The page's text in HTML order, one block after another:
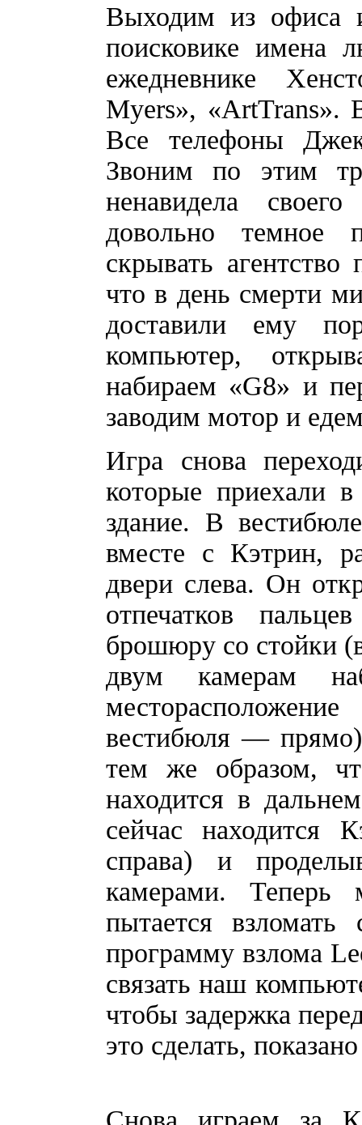
Выходим из офиса
поисковике имена
ежедневнике
Myers», «ArtTrans».
Все телефоны
Звоним по этим
ненавидела
довольно темное
скрывать
что в день смерти
доставили ему
компьютер,
набираем «G8» и
заводим мотор и
Игра снова
которые приехали
здание. В
вместе с Кэтрин,
двери слева. Он
отпечатков
брошюру со стойки
двум камерам
вестибюля —
тем же образом,
находится в
сейчас находится
справа) и
камерами.
пытается взломать
программу взлома
связать наш
чтобы задержка
это сделать,